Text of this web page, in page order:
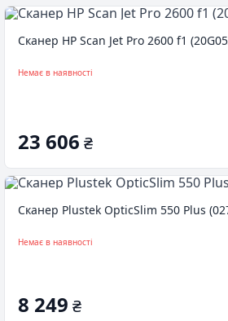
Сканер HP Scan Jet Pro 2600 f1
Немає в наявності
23 606 ₴
Сканер Plustek OpticSlim 550 Plus
Немає в наявності
8 249 ₴